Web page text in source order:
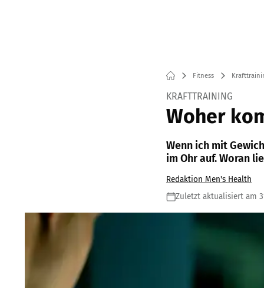
Fitness
KRAFTTRAINING
Woher
Wenn ich mit
im Ohr auf. Woran
Redaktion Men's Health
Zuletzt aktualisiert am